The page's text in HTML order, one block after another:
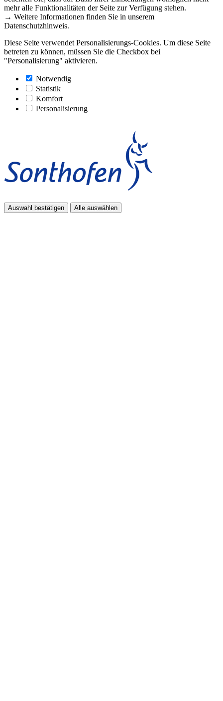
mehr alle Funktionalitäten der Seite zur Verfügung stehen.
→ Weitere Informationen finden Sie in unserem
Datenschutzhinweis.
Diese Seite verwendet Personalisierungs-Cookies. Um diese Seite
betreten zu können, müssen Sie die Checkbox bei
"Personalisierung" aktivieren.
Notwendig
Statistik
Komfort
Personalisierung
Auswahl bestätigen Alle auswählen